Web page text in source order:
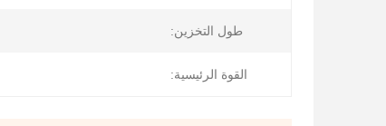
طول التخزين:
القوة الرئيسية: